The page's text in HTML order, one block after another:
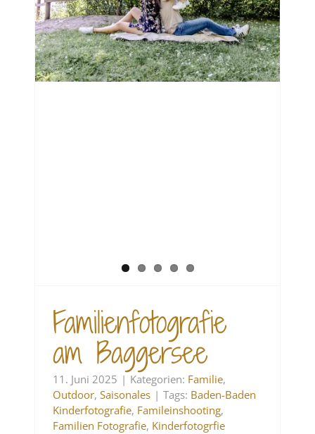
Familienfotografie
am Baggersee
11. Juni 2025 | Kategorien: Familie,
Outdoor,Saisonales | Tags: Baden-Baden
Kinderfotografie, Famileinshooting,
Familien Fotografie, Kinderfotogrfie